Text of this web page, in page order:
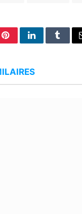
PinterestLinkedIn